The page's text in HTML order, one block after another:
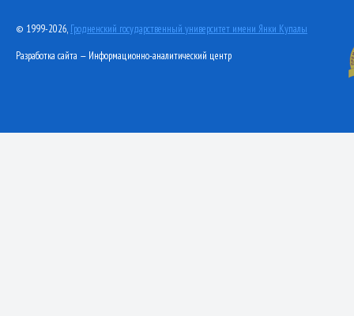
© 1999-2026, Гродненский государственный университет имени Янки Купалы
Разработка сайта — Информационно-аналитический центр